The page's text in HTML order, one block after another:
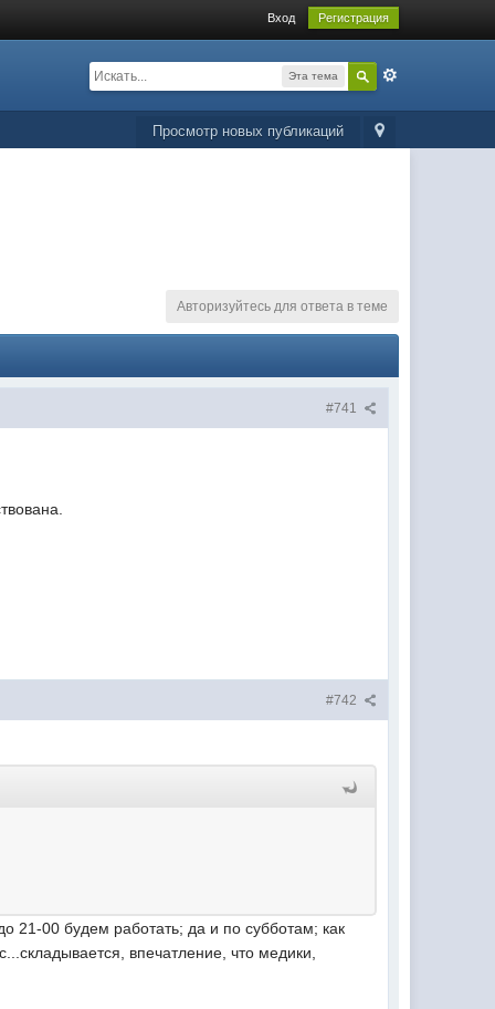
Вход Регистрация
Эта тема
Просмотр новых публикаций
Авторизуйтесь для ответа в теме
#741
#742
21-00 будем работать; да и по субботам; как
впечатление, что медики,